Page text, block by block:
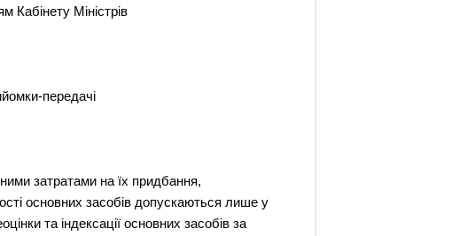
Кабінету Міністрів
передачі
затратами на їх придбання,
основних засобів допускаються лише у
та індексації основних засобів за